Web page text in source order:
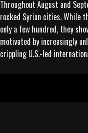
Throughout August and
rocked Syrian cities. While
only a few hundred, they
motivated by increasingly
crippling U.S.-led